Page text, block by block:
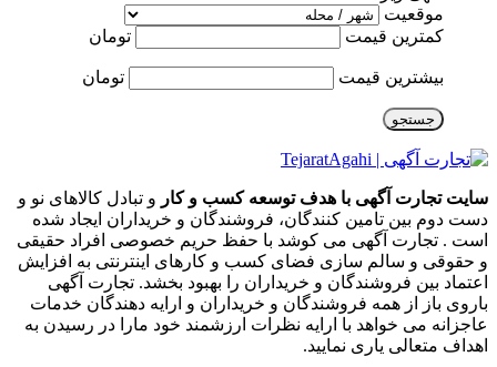
موقعیت
کمترین قیمت
تومان
بیشترین قیمت تومان
جستجو
سایت تجارت آگهی با هدف توسعه کسب و کار و تبادل کالاهای نو و
دست دوم بین تامین کنندگان، فروشندگان و خریداران ایجاد شده
است . تجارت آگهی می کوشد با حفظ حریم خصوصی افراد حقیقی
و حقوقی و سالم سازی فضای کسب و کارهای اینترنتی به افزایش
اعتماد بین فروشندگان و خریداران را بهبود بخشد. تجارت آگهی
باروی باز از همه فروشندگان و خریداران و ارایه دهندگان خدمات
عاجزانه می خواهد با ارایه نظرات ارزشمند خود مارا در رسیدن به
اهداف متعالی یاری نمایید.